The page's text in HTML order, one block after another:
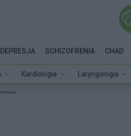
Kardiologia Laryngologia
DEPRESJA SCHIZOFRENIA CHAD
Reklama: